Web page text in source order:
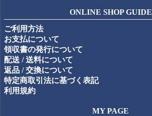
ONLINE SHOP GUIDE
ご利用方法
お支払について
領収書の発行について
配送 / 送料について
返品 / 交換について
特定商取引法に基づく表記
利用規約
MY PAGE